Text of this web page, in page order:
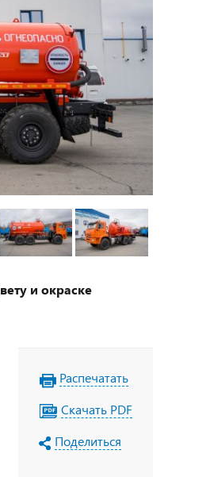
и окраске
Распечатать
Скачать PDF
Поделиться